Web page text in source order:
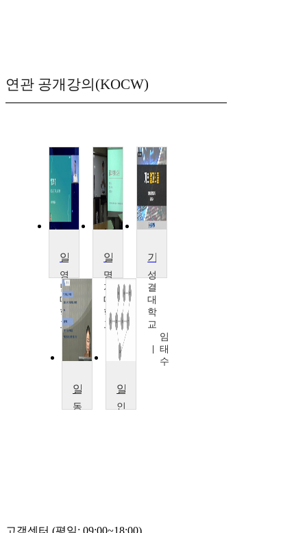
연관 공개강의(KOCW)
영
남
대
학
교
박
길
명
지
대
학
교
이
충
기
성
결
대
학
교
임
태
수
동
인